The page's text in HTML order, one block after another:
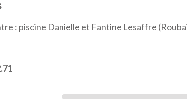
: piscine Danielle et Fantine Lesaffre